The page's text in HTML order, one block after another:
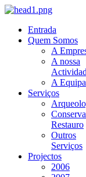
Entrada
Quem Somos
A
A nossa
A Equipa
Serviços
Restauro
Outros
Serviços
Projectos
2006